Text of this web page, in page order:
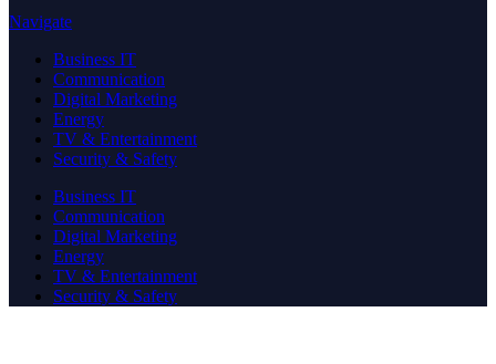
Navigate
Business IT
Communication
Digital Marketing
Energy
TV & Entertainment
Security & Safety
Business IT
Communication
Digital Marketing
Energy
TV & Entertainment
Security & Safety